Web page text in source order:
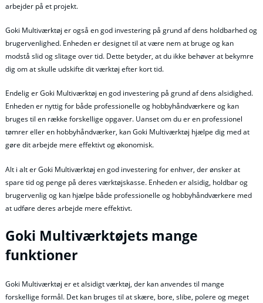
arbejder på et projekt.
Goki Multiværktøj er også en god investering på grund af dens holdbarhed og
brugervenlighed. Enheden er designet til at være nem at bruge og kan
modstå slid og slitage over tid. Dette betyder, at du ikke behøver at bekymre
dig om at skulle udskifte dit værktøj efter kort tid.
Endelig er Goki Multiværktøj en god investering på grund af dens alsidighed.
Enheden er nyttig for både professionelle og hobbyhåndværkere og kan
bruges til en række forskellige opgaver. Uanset om du er en professionel
tømrer eller en hobbyhåndværker, kan Goki Multiværktøj hjælpe dig med at
gøre dit arbejde mere effektivt og økonomisk.
Alt i alt er Goki Multiværktøj en god investering for enhver, der ønsker at
spare tid og penge på deres værktøjskasse. Enheden er alsidig, holdbar og
brugervenlig og kan hjælpe både professionelle og hobbyhåndværkere med
at udføre deres arbejde mere effektivt.
Goki Multiværktøjets mange
funktioner
Goki Multiværktøj er et alsidigt værktøj, der kan anvendes til mange
forskellige formål. Det kan bruges til at skære, bore, slibe, polere og meget